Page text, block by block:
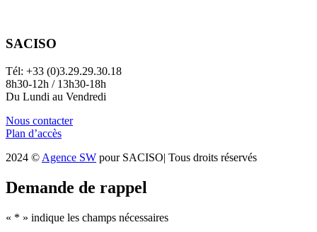
SACISO
Tél: +33 (0)3.29.29.30.18
8h30-12h / 13h30-18h
Du Lundi au Vendredi
Nous contacter
Plan d’accès
2024 © Agence SW pour SACISO| Tous droits réservés
Demande de rappel
« * » indique les champs nécessaires